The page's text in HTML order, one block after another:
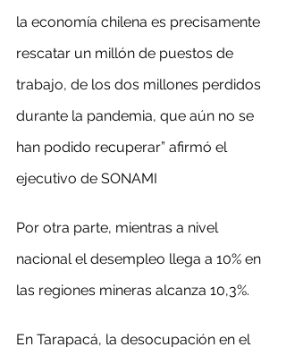
la economía chilena es precisamente
rescatar un millón de puestos de
trabajo, de los dos millones perdidos
durante la pandemia, que aún no se
han podido recuperar” afirmó el
ejecutivo de SONAMI
Por otra parte, mientras a nivel
nacional el desempleo llega a 10% en
las regiones mineras alcanza 10,3%.
En Tarapacá, la desocupación en el